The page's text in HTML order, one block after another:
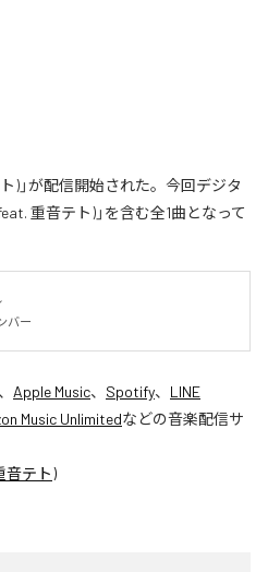
)」が配信開始された。今回デジタ
重音テト)」を含む全1曲となって
バー
Apple Music、 Spotify、 LINE
Music Unlimitedなどの音楽配信サ
音テト)